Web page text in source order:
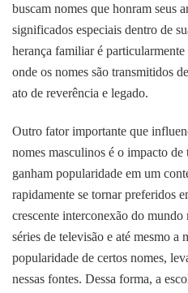
buscam nomes que honram seus
significados especiais dentro de
herança familiar é
onde os nomes são transmitidos
ato de reverência e legado.
Outro fator importante que
nomes masculinos é o impacto
ganham popularidade em um
rapidamente se tornar preferidos
crescente interconexão do
séries de televisão e até mesmo a
popularidade de certos nomes,
nessas fontes. Dessa forma, a